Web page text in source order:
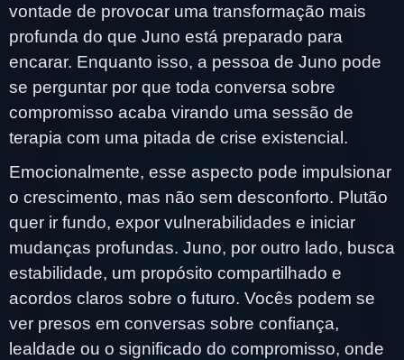
vontade de provocar uma transformação mais
profunda do que Juno está preparado para
encarar. Enquanto isso, a pessoa de Juno pode
se perguntar por que toda conversa sobre
compromisso acaba virando uma sessão de
terapia com uma pitada de crise existencial.
Emocionalmente, esse aspecto pode impulsionar
o crescimento, mas não sem desconforto. Plutão
quer ir fundo, expor vulnerabilidades e iniciar
mudanças profundas. Juno, por outro lado, busca
estabilidade, um propósito compartilhado e
acordos claros sobre o futuro. Vocês podem se
ver presos em conversas sobre confiança,
lealdade ou o significado do compromisso, onde